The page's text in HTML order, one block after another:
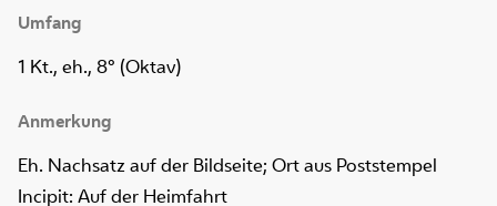
Umfang
1 Kt., eh., 8° (Oktav)
Anmerkung
Eh. Nachsatz auf der Bildseite; Ort aus Poststempel
Incipit: Auf der Heimfahrt